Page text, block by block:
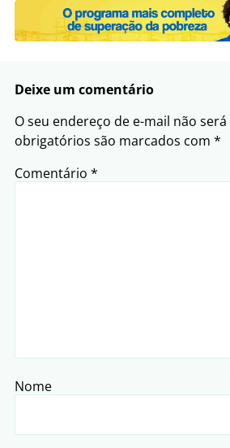
Deixe um comentário
O seu endereço de e-mail não
obrigatórios são marcados com *
Comentário *
Nome